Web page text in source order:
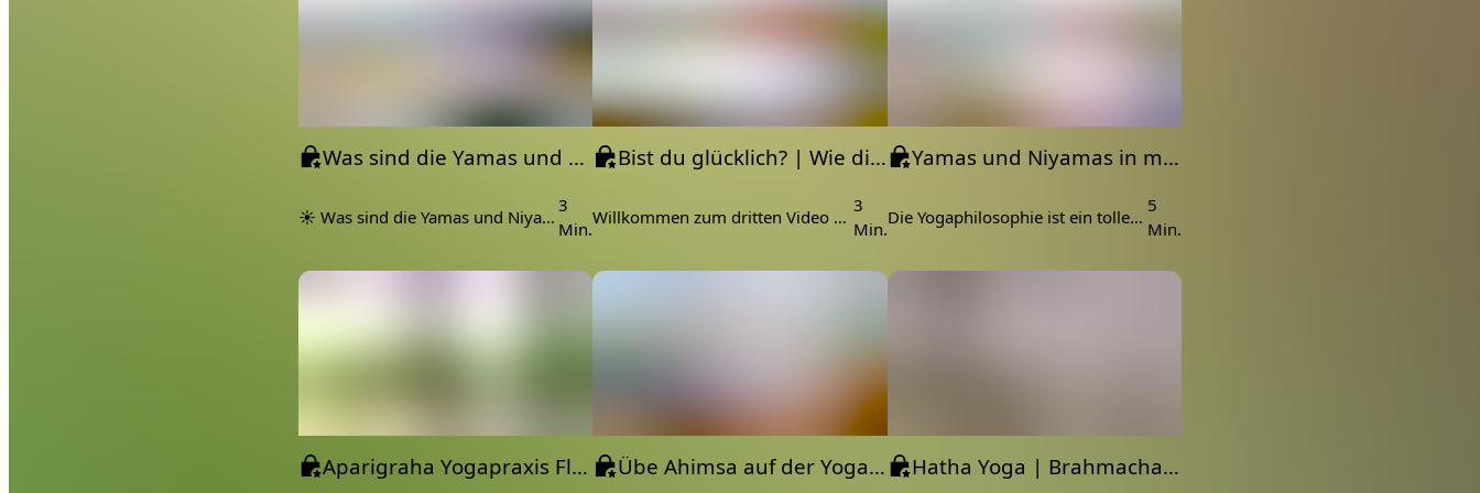
Was sind die Yamas und Niyamas | Yoga Philosophie | Lebenstipps | Weisheiten
☀️ Was sind die Yamas und Niyamas? In dieser kleinen Videoserie möchte ich euch ein bisschen über die Yoga Philosophie erzählen.
3
Min.
Bist du glücklich? | Wie die Yamas und Niyamas diese Frage beantworten können
Willkommen zum dritten Video aus der Serie "Yamas und Niyamas in deinem Leben". ☀️ Die Frage: "Bist du glücklich?" ist nicht leicht zu beantworten. In diesem Video zeige ich dir, wie du die Frage für dich klären kannst. 🙏
3
Min.
Yamas und Niyamas in meinem Leben | Wie sie mir helfen und mein Leben beeinflussen
Die Yogaphilosophie ist ein toller Begleiter in unserem Leben. Oft wenden wir sie schon unbewusst an. Die Yamas und Niyamas haben mir in ganz großen Lebensereignissen geholfen und mich unglaublich unterstützt.
5
Min.
Aparigraha Yogapraxis Flow Übe Ahimsa auf der Yogamatte - eine Yogapraxis für mehr Awareness Hatha Yoga | Brahmacharya - Sinneskontrolle